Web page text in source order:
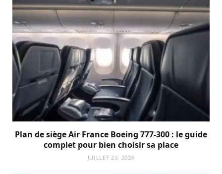
Plan de siège Air France Boeing 777-300 : le guide
complet pour bien choisir sa place
JUILLET 23, 2026